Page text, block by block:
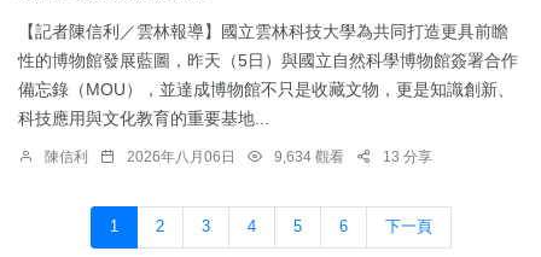
【記者陳信利／雲林報導】國立雲林科技大學為共同打造更具前瞻
性的博物館發展藍圖，昨天（5日）與國立自然科學博物館簽署合作
備忘錄（MOU），並達成博物館不只是收藏文物，更是知識創新、
科技應用與文化教育的重要基地...
陳信利 2026年八月06日 9,634 觀看 13 分享
1 2 3 4 5 6 下一頁